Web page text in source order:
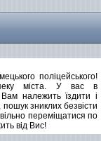
поліцейського!
міста. У вас в
належить їздити і
пошук зниклих безвісти
переміщатися по
від Вис!